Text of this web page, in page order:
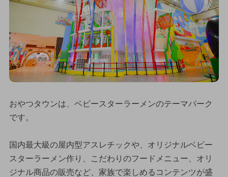
おやつタウンは、ベビースターラーメンのテーマパーク
です。
国内最大級の屋内型アスレチックや、オリジナルベビー
スターラーメン作り、こだわりのフードメニュー、オリ
ジナル商品の販売など、家族で楽しめるコンテンツが盛